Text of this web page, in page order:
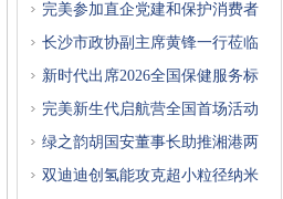
完美参加直企党建和保护消费者
长沙市政协副主席黄锋一行莅临
新时代出席2026全国保健服务标
完美新生代启航营全国首场活动
绿之韵胡国安董事长助推湘港两
双迪迪创氢能攻克超小粒径纳米